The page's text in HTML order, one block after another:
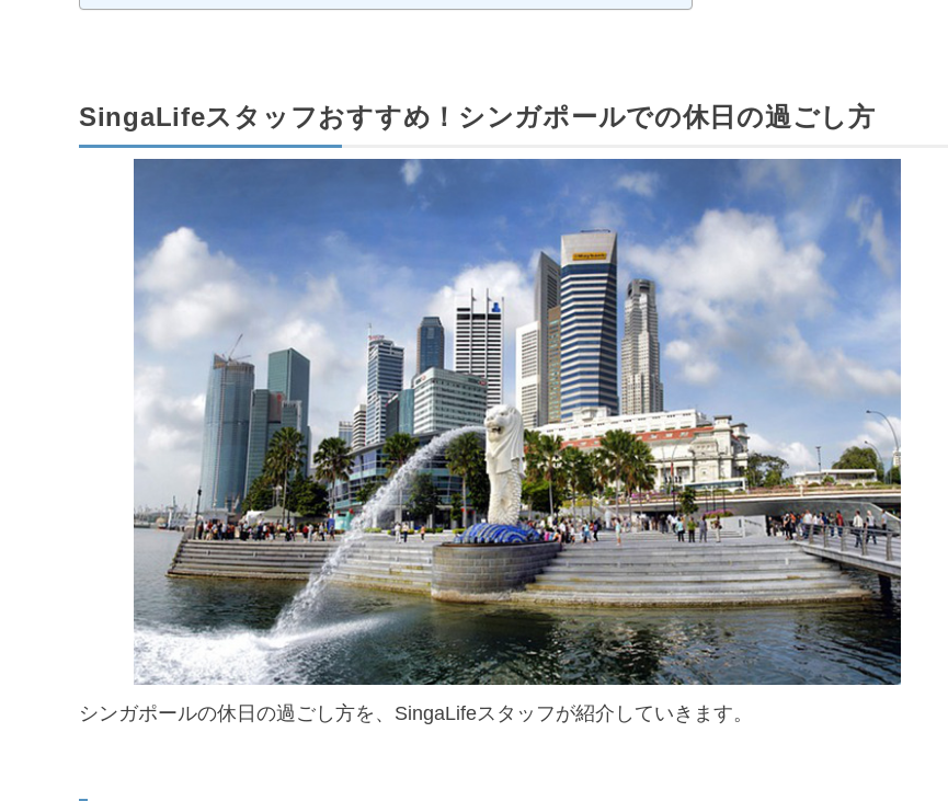
SingaLifeスタッフおすすめ！シンガポールでの休日の過ごし方
シンガポールの休日の過ごし方を、SingaLifeスタッフが紹介していきます。